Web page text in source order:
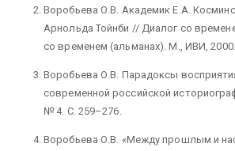
Воробьева О.В. Академик Е.А.
Арнольда Тойнби // Диалог со
со временем (альманах). М., ИВИ,
Воробьева О.В. Парадоксы
современной российской
№ 4. С. 259–276.
Воробьева О.В. «Между прошлым и